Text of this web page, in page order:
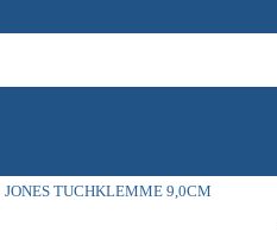
JONES TUCHKLEMME 9,0CM